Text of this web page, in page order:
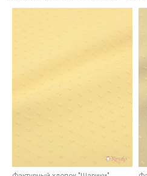
Политикой
Согласие на
Согласие на получение